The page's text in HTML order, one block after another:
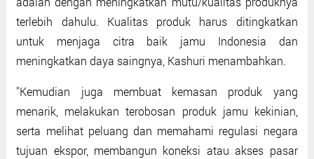
terlebih dahulu. Kualitas produk harus ditingkatkan
untuk menjaga citra baik jamu Indonesia dan
meningkatkan daya saingnya, Kashuri menambahkan.
"Kemudian juga membuat kemasan produk yang
menarik, melakukan terobosan produk jamu kekinian,
serta melihat peluang dan memahami regulasi negara
tujuan ekspor, membangun koneksi atau akses pasar